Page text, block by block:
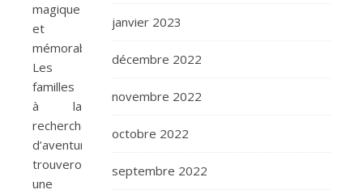
magique
et
mémorable.
Les
familles
à la
recherche
d’aventures
trouveront
une
janvier 2023
décembre 2022
novembre 2022
octobre 2022
septembre 2022